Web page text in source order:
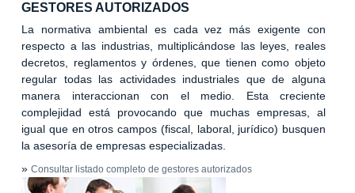
GESTORES AUTORIZADOS
La normativa ambiental es cada vez más exigente con
respecto a las industrias, multiplicándose las leyes, reales
decretos, reglamentos y órdenes, que tienen como objeto
regular todas las actividades industriales que de alguna
manera interaccionan con el medio. Esta creciente
complejidad está provocando que muchas empresas, al
igual que en otros campos (fiscal, laboral, jurídico) busquen
la asesoría de empresas especializadas.
» Consultar listado completo de gestores autorizados